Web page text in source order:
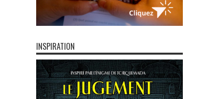
INSPIRATION